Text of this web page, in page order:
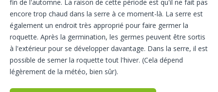
fin de l'automne. La raison de cette période est qu'il ne fait pas
encore trop chaud dans la serre à ce moment-là. La serre est
également un endroit très approprié pour faire germer la
roquette. Après la germination, les germes peuvent être sortis
à l'extérieur pour se développer davantage. Dans la serre, il est
possible de semer la roquette tout l'hiver. (Cela dépend
légèrement de la météo, bien sûr).